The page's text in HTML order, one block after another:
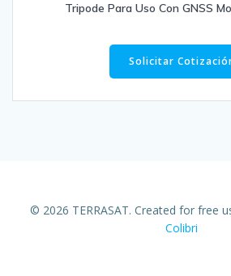
Tripode Para Uso Con GNSS
Solicitar
© 2026 TERRASAT. Created for free
Colibri